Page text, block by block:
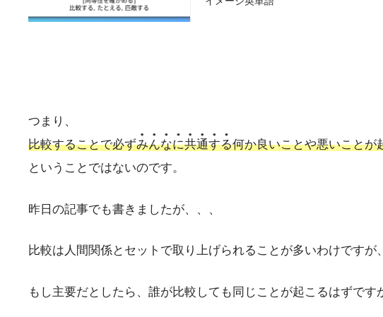
つまり、
比較することで必ずみんなに共通する何か良いことや悪いことが
ということではないのです。
昨日の記事でも書きましたが、、、
比較は人間関係とセットで取り上げられることが多いわけです
もし主要だとしたら、誰が比較しても同じことが起こるはずです